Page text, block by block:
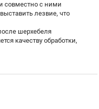
совместно с ними
лезвие, что
шерхебеля
качеству обработки,
тело из